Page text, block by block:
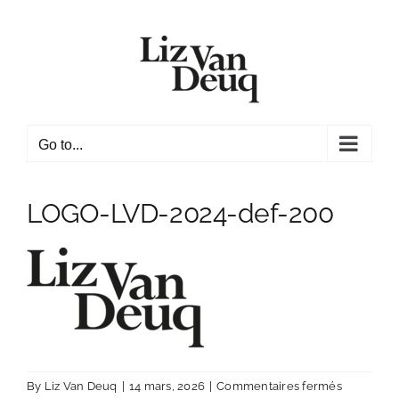
Go to...
LOGO-LVD-2024-def-200
By Liz Van Deuq 14 mars, 2026 Commentaires ferméssur